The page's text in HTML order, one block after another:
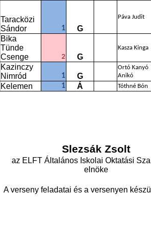
Taracközi
Sándor
1 G
Páva Judit
Bika
Tünde
Csenge
2 G
Kasza Kinga
Kazinczy
Nimród
1 G
Ortó Kanyó
Anikó
Kelemen 1 Á Tóthné Bón
Slezsák Zsolt
az ELFT Általános Iskolai Oktatási
elnöke
A verseny feladatai és a versenyen